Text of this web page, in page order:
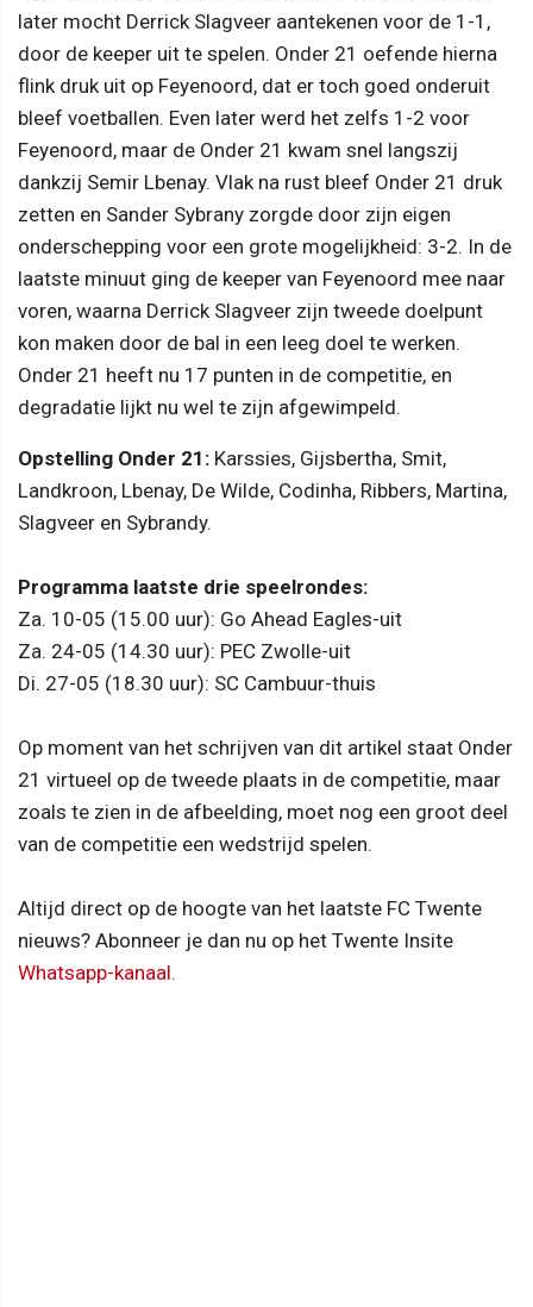
later mocht Derrick Slagveer aantekenen voor de 1-1,
door de keeper uit te spelen. Onder 21 oefende hierna
flink druk uit op Feyenoord, dat er toch goed onderuit
bleef voetballen. Even later werd het zelfs 1-2 voor
Feyenoord, maar de Onder 21 kwam snel langszij
dankzij Semir Lbenay. Vlak na rust bleef Onder 21 druk
zetten en Sander Sybrany zorgde door zijn eigen
onderschepping voor een grote mogelijkheid: 3-2. In de
laatste minuut ging de keeper van Feyenoord mee naar
voren, waarna Derrick Slagveer zijn tweede doelpunt
kon maken door de bal in een leeg doel te werken.
Onder 21 heeft nu 17 punten in de competitie, en
degradatie lijkt nu wel te zijn afgewimpeld.
Opstelling Onder 21: Karssies, Gijsbertha, Smit,
Landkroon, Lbenay, De Wilde, Codinha, Ribbers, Martina,
Slagveer en Sybrandy.
Programma laatste drie speelrondes:
Za. 10-05 (15.00 uur): Go Ahead Eagles-uit
Za. 24-05 (14.30 uur): PEC Zwolle-uit
Di. 27-05 (18.30 uur): SC Cambuur-thuis
Op moment van het schrijven van dit artikel staat Onder
21 virtueel op de tweede plaats in de competitie, maar
zoals te zien in de afbeelding, moet nog een groot deel
van de competitie een wedstrijd spelen.
Altijd direct op de hoogte van het laatste FC Twente
nieuws? Abonneer je dan nu op het Twente Insite
Whatsapp-kanaal.